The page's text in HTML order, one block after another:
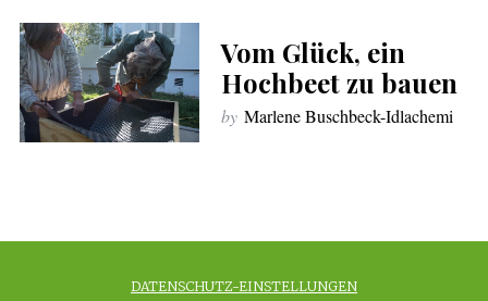
Vom Glück, ein
Hochbeet zu bauen
by Marlene Buschbeck-Idlachemi
DATENSCHUTZ-EINSTELLUNGEN